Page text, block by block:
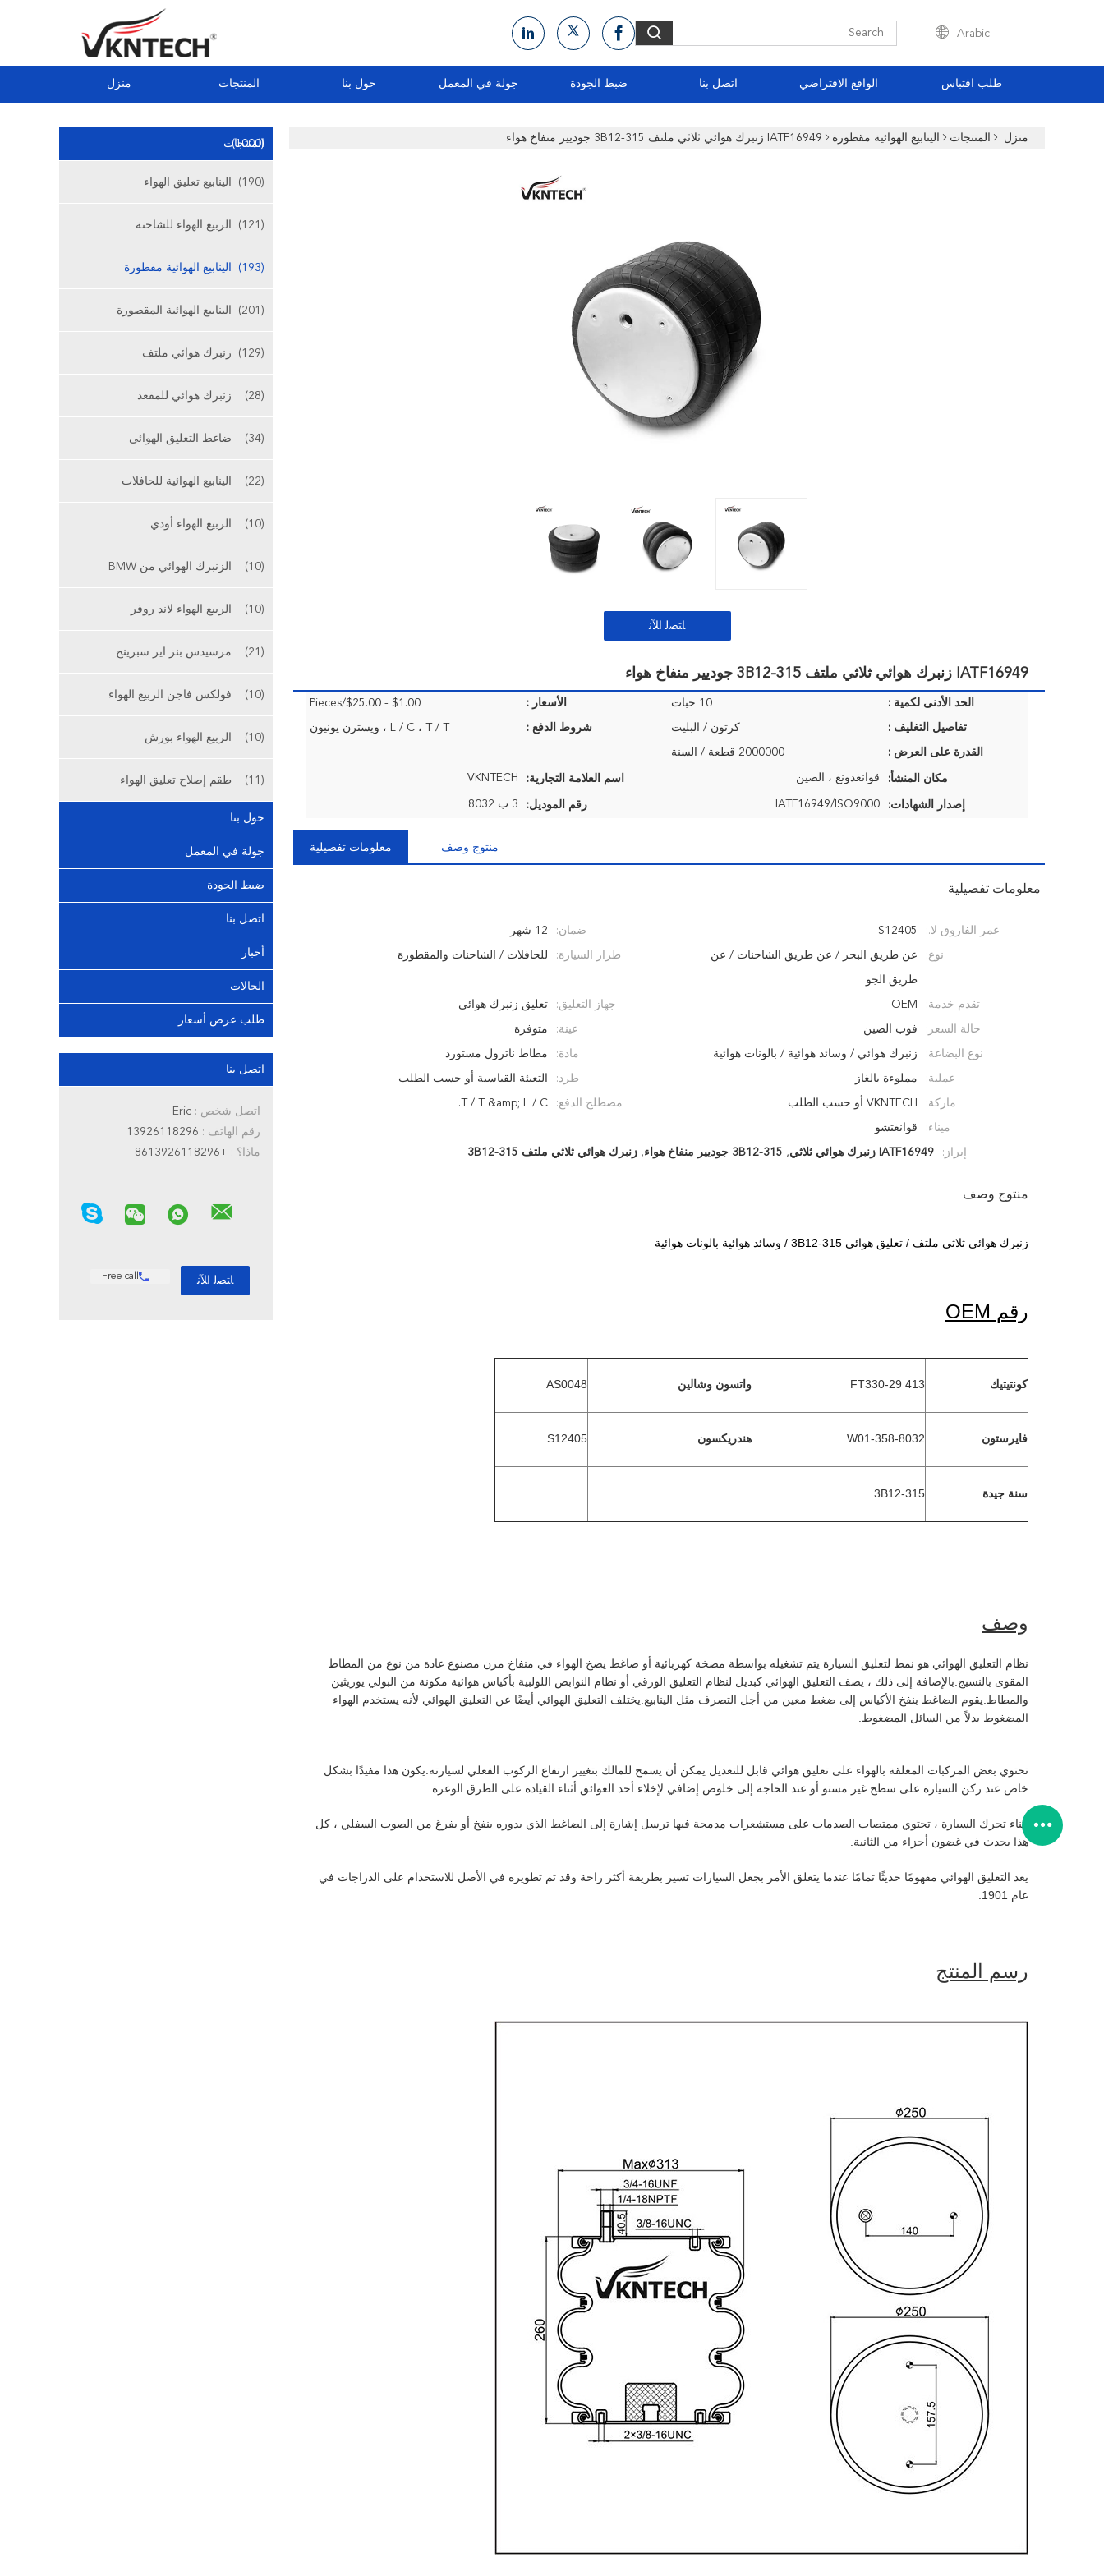
Arabic
منزل المنتجات حول بنا جولة في المعمل ضبط الجودة اتصل بنا الواقع الافتراضي طلب اقتباس
المنتجات(1000)
الينابيع تعليق الهواء (190)
الربيع الهواء للشاحنة (121)
الينابيع الهوائية مقطورة (193)
الينابيع الهوائية المقصورة (201)
زنبرك هوائي ملتف (129)
زنبرك هوائي للمقعد (28)
ضاغط التعليق الهوائي (34)
الينابيع الهوائية للحافلات (22)
الربيع الهواء أودي (10)
الزنبرك الهوائي من BMW (10)
الربيع الهواء لاند روفر (10)
مرسيدس بنز اير سبرينج (21)
فولكس فاجن الربيع الهواء (10)
الربيع الهواء بورش (10)
طقم إصلاح تعليق الهواء (11)
حول بنا
جولة في المعمل
ضبط الجودة
اتصل بنا
أخبار
الحالات
طلب عرض أسعار
اتصل بنا
اتصل شخص :
رقم الهاتف :
ماذا؟ : +8613926118296
Free call
منزل المنتجات الينابيع الهوائية مقطورة IATF16949 زنبرك هوائي ثلاثي ملتف 3B12-315 جوديير منفاخ هواء
ﺎﺘﺼﻟ ﺍﻶﻧ
IATF16949 زنبرك هوائي ثلاثي ملتف 3B12-315 جوديير منفاخ هواء
الحد الأدنى لكمية : 10 حبات الأسعار : $1.00 - $25.00/Pieces
تفاصيل التغليف : كرتون / البليت شروط الدفع : L / C ، T / T ، ويسترن يونيون
القدرة على العرض : 2000000 قطعة / السنة
مكان المنشأ: قوانغدونغ ، الصين اسم العلامة التجارية: VKNTECH
إصدار الشهادات: IATF16949/ISO9000 رقم الموديل: 3 ب 8032
معلومات تفصيلية منتوج وصف
معلومات تفصيلية
عمر الفاروق لا.: S12405 ضمان: 12 شهر
نوع: عن طريق البحر / عن طريق الشاحنات / عن
طريق الجو
طراز السيارة: للحافلات / الشاحنات والمقطورة
تقدم خدمة: OEM جهاز التعليق: تعليق زنبرك هوائي
حالة السعر: فوب الصين عينة: متوفرة
نوع البضاعة: زنبرك هوائي / وسائد هوائية / بالونات هوائية مادة: مطاط ناترول مستورد
عملية: مملوءة بالغاز طرد: التعبئة القياسية أو حسب الطلب
ماركة: VKNTECH أو حسب الطلب مصطلح الدفع: T / T &amp; L / C.
ميناء: قوانغتشو
إبراز: IATF16949 زنبرك هوائي ثلاثي , 3B12-315 جوديير منفاخ هواء , زنبرك هوائي ثلاثي ملتف 3B12-315
منتوج وصف
زنبرك هوائي ثلاثي ملتف / تعليق هوائي 3B12-315 / وسائد هوائية بالونات هوائية
رقم OEM
كونتيتيك FT330-29 413 واتسون وشالين AS0048
فايرستون W01-358-8032 هندريكسون S12405
سنة جيدة 3B12-315
وصف
نظام التعليق الهوائي هو نمط لتعليق السيارة يتم تشغيله بواسطة مضخة كهربائية أو ضاغط يضخ الهواء في منفاخ مرن مصنوع عادة من نوع من المطاط
المقوى بالنسيج.بالإضافة إلى ذلك ، يصف التعليق الهوائي كبديل لنظام التعليق الورقي أو نظام النوابض اللولبية بأكياس هوائية مكونة من البولي يوريثين
والمطاط.يقوم الضاغط بنفخ الأكياس إلى ضغط معين من أجل التصرف مثل الينابيع.يختلف التعليق الهوائي أيضًا عن التعليق الهوائي لأنه يستخدم الهواء
المضغوط بدلاً من السائل المضغوط.
تحتوي بعض المركبات المعلقة بالهواء على تعليق هوائي قابل للتعديل يمكن أن يسمح للمالك بتغيير ارتفاع الركوب الفعلي لسيارته.يكون هذا مفيدًا بشكل
خاص عند ركن السيارة على سطح غير مستو أو عند الحاجة إلى خلوص إضافي لإخلاء أحد العوائق أثناء القيادة على الطرق الوعرة.
أثناء تحرك السيارة ، تحتوي ممتصات الصدمات على مستشعرات مدمجة فيها ترسل إشارة إلى الضاغط الذي بدوره ينفخ أو يفرغ من الصوت السفلي ، كل
هذا يحدث في غضون أجزاء من الثانية.
يعد التعليق الهوائي مفهومًا حديثًا تمامًا عندما يتعلق الأمر بجعل السيارات تسير بطريقة أكثر راحة وقد تم تطويره في الأصل للاستخدام على الدراجات في
عام 1901.
رسم المنتج